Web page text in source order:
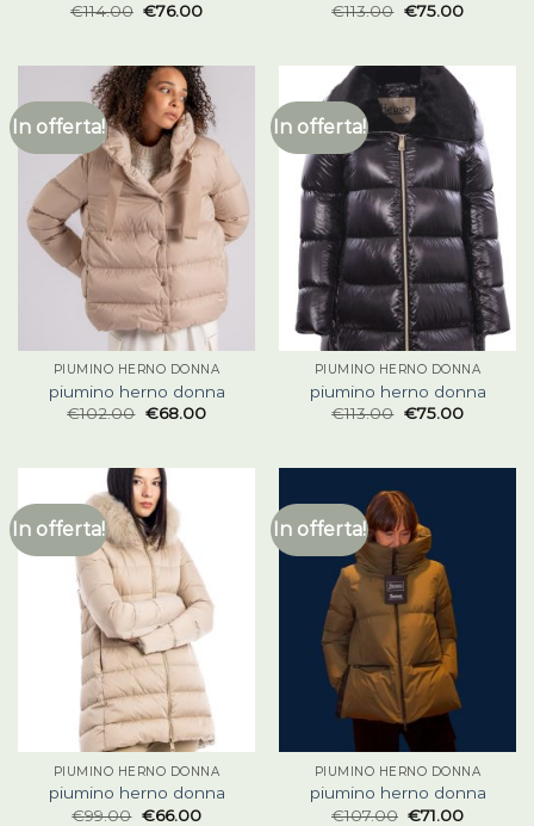
€114.00 €76.00
€113.00 €75.00
In offerta!
PIUMINO HERNO DONNA
piumino herno donna
€102.00 €68.00
In offerta!
PIUMINO HERNO DONNA
piumino herno donna
€113.00 €75.00
In offerta!
PIUMINO HERNO DONNA
piumino herno donna
€99.00 €66.00
In offerta!
PIUMINO HERNO DONNA
piumino herno donna
€107.00 €71.00